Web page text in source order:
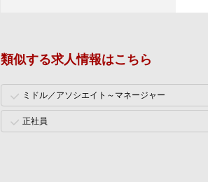
類似する求人情報はこちら
ミドル／アソシエイト～マネージャー
正社員